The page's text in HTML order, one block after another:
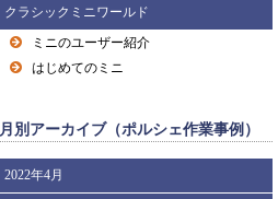
クラシックミニワールド
ミニのユーザー紹介
はじめてのミニ
月別アーカイブ（ポルシェ作業事例）
2022年4月